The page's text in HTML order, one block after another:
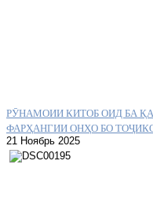
РӮНАМОИИ КИТОБ ОИД БА
ФАРҲАНГИИ ОНҲО БО
21 Ноябрь 2025